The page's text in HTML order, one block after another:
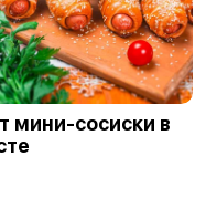
мини-сосиски в